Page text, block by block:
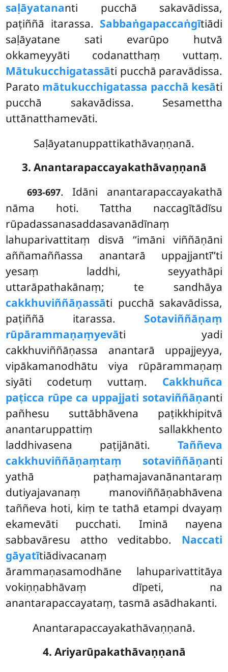
saḷāyatananti pucchā sakavādissa,
paṭiññā itarassa. Sabbaṅgapaccaṅgītiādi
saḷāyatane sati evarūpo hutvā
okkameyyāti codanatthaṃ vuttaṃ.
Mātukucchigatassāti pucchā paravādissa.
Parato mātukucchigatassa pacchā kesāti
pucchā sakavādissa. Sesamettha
uttānatthamevāti.
Saḷāyatanuppattikathāvaṇṇanā.
3. Anantarapaccayakathāvaṇṇanā
693-697. Idāni anantarapaccayakathā
nāma hoti. Tattha naccagītādīsu
rūpadassanasaddasavanādīnaṃ
lahuparivattitaṃ disvā ‘‘imāni viññāṇāni
aññamaññassa anantarā uppajjantī’’ti
yesaṃ laddhi, seyyathāpi
uttarāpathakānaṃ; te sandhāya
cakkhuviññāṇassāti pucchā sakavādissa,
paṭiññā itarassa. Sotaviññāṇaṃ
rūpārammaṇaṃyevāti yadi
cakkhuviññāṇassa anantarā uppajjeyya,
vipākamanodhātu viya rūpārammaṇaṃ
siyāti codetuṃ vuttaṃ. Cakkhuñca
paṭicca rūpe ca uppajjati sotaviññāṇanti
pañhesu suttābhāvena paṭikkhipitvā
anantaruppattiṃ sallakkhento
laddhivasena paṭijānāti. Taññeva
cakkhuviññāṇaṃtaṃ sotaviññāṇanti
yathā paṭhamajavanānantaraṃ
dutiyajavanaṃ manoviññāṇabhāvena
taññeva hoti, kiṃ te tathā etampi dvayaṃ
ekamevāti pucchati. Iminā nayena
sabbavāresu attho veditabbo. Naccati
gāyatītiādivacanaṃ
ārammaṇasamodhāne lahuparivattitāya
vokiṇṇabhāvaṃ dīpeti, na
anantarapaccayataṃ, tasmā asādhakanti.
Anantarapaccayakathāvaṇṇanā.
4. Ariyarūpakathāvaṇṇanā